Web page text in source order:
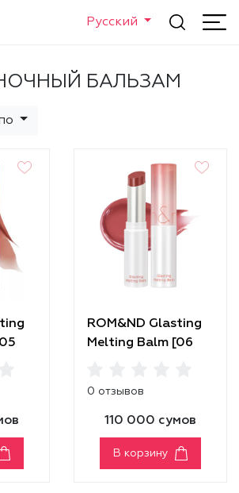
Русский
БАЛЬЗАМ
ROM&ND Glasting
Melting Balm [06
0 отзывов
110 000 сумов
В корзину